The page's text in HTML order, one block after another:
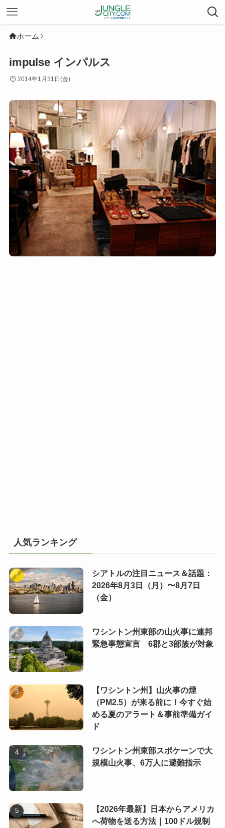
ホーム
impulse インパルス
2014年1月31日(金)
人気ランキング
シアトルの注目ニュース＆話題：
2026年8月3日（月）〜8月7日
（金）
ワシントン州東部の山火事に連邦
緊急事態宣言 6郡と3部族が対象
【ワシントン州】山火事の煙
（PM2.5）が来る前に！今すぐ始
める夏のアラート＆事前準備ガイ
ド
ワシントン州東部スポケーンで大
規模山火事、6万人に避難指示
【2026年最新】日本からアメリカ
へ荷物を送る方法｜100ドル規制